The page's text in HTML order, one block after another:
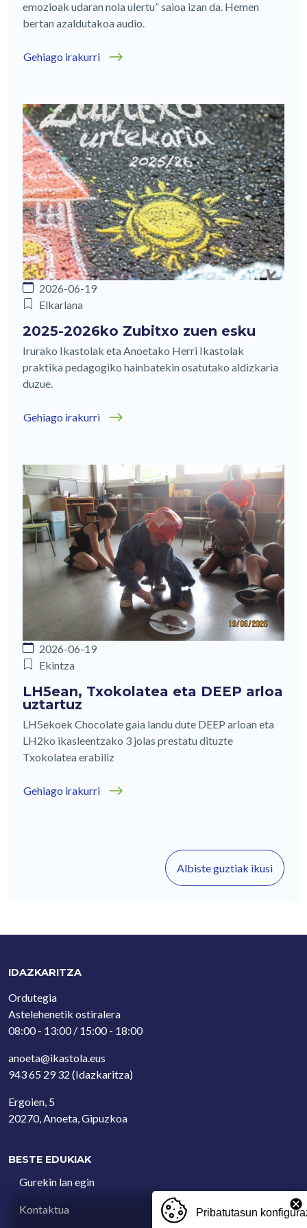
emozioak udaran nola ulertu” saioa izan da. Hemen
bertan azaldutakoa audio.
Gehiago irakurri
2026-06-19
Elkarlana
2025-2026ko Zubitxo zuen esku
Irurako Ikastolak eta Anoetako Herri Ikastolak
praktika pedagogiko hainbatekin osatutako aldizkaria
duzue.
Gehiago irakurri
2026-06-19
Ekintza
LH5ean, Txokolatea eta DEEP arloa
uztartuz
LH5ekoek Chocolate gaia landu dute DEEP arloan eta
LH2ko ikasleentzako 3 jolas prestatu dituzte
Txokolatea erabiliz
Gehiago irakurri
Albiste guztiak ikusi
IDAZKARITZA
Ordutegia
Astelehenetik ostiralera
08:00 - 13:00 / 15:00 - 18:00
anoeta@ikastola.eus
943 65 29 32 (Idazkaritza)
Ergoien, 5
20270, Anoeta, Gipuzkoa
BESTE EDUKIAK
Gurekin lan egin
Kontaktua Pribatutasun